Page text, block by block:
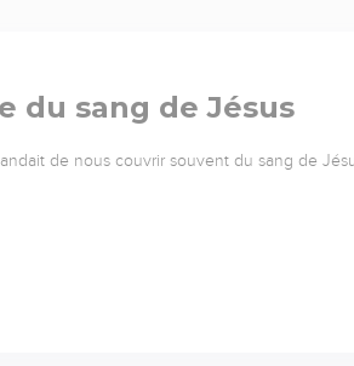
du sang de Jésus
de nous couvrir souvent du sang de